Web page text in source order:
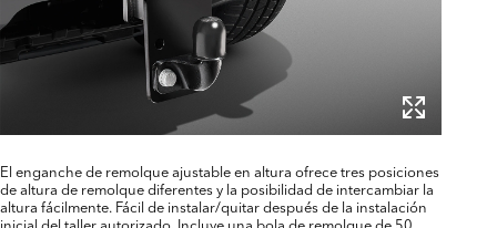
El enganche de remolque ajustable en altura ofrece tres posiciones
de altura de remolque diferentes y la posibilidad de intercambiar la
altura fácilmente. Fácil de instalar/quitar después de la instalación
inicial del taller autorizado. Incluye una bola de remolque de 50